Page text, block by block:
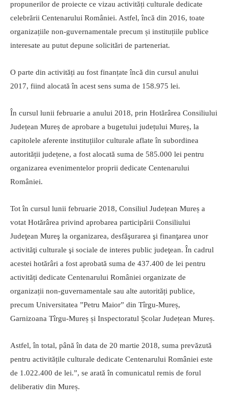
propunerilor de proiecte ce vizau activități culturale dedicate
celebrării Centenarului României. Astfel, încă din 2016, toate
organizațiile non-guvernamentale precum și instituțiile publice
interesate au putut depune solicitări de parteneriat.
O parte din activități au fost finanțate încă din cursul anului
2017, fiind alocată în acest sens suma de 158.975 lei.
În cursul lunii februarie a anului 2018, prin Hotărârea Consiliului
Județean Mureș de aprobare a bugetului județului Mureș, la
capitolele aferente instituțiilor culturale aflate în subordinea
autorității județene, a fost alocată suma de 585.000 lei pentru
organizarea evenimentelor proprii dedicate Centenarului
României.
Tot în cursul lunii februarie 2018, Consiliul Județean Mureș a
votat Hotărârea privind aprobarea participării Consiliului
Judeţean Mureş la organizarea, desfăşurarea şi finanţarea unor
activităţi culturale şi sociale de interes public judeţean. În cadrul
acestei hotărâri a fost aprobată suma de 437.400 de lei pentru
activități dedicate Centenarului României organizate de
organizații non-guvernamentale sau alte autorități publice,
precum Universitatea ”Petru Maior” din Tîrgu-Mureș,
Garnizoana Tîrgu-Mureș și Inspectoratul Școlar Județean Mureș.
Astfel, în total, până în data de 20 martie 2018, suma prevăzută
pentru activitățile culturale dedicate Centenarului României este
de 1.022.400 de lei.”, se arată în comunicatul remis de forul
deliberativ din Mureș.